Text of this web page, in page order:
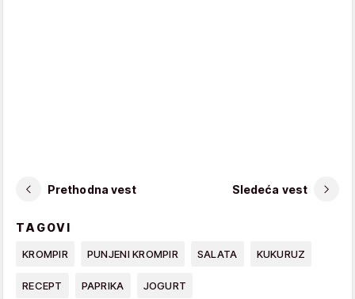
Prethodna vest Sledeća vest
TAGOVI
KROMPIR PUNJENI KROMPIR SALATA KUKURUZ
RECEPT PAPRIKA JOGURT